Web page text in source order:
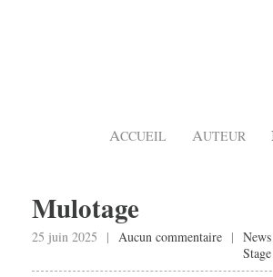
ACCUEIL AUTEUR
Mulotage
25 juin 2025 | Aucun commentaire | News
Stage